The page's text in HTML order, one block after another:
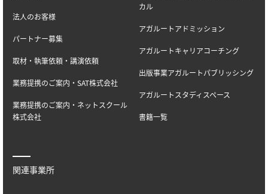
法人のお客様
パートナー募集
取材・執筆依頼・講演依頼
業務提携のご案内・SAT株式会社
業務提携のご案内・ネットスクール
株式会社
カル
アガルートアドミッション
アガルートキャリアコーチング
出版事業アガルートパブリッシング
アガルートスタディスペース
書籍一覧
関連事業所